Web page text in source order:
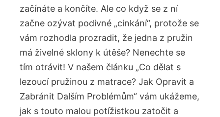
začínáte a končíte. ​Ale co⁣ když se z ní
začne ozývat‍ podivné „cinkání“, protože‌ se
vám rozhodla ⁤prozradit, že ‌jedna z pružin
má živelné sklony k útěše? Nenechte se‌
tím otrávit! V našem článku „Co ‍dělat s
lezoucí pružinou z matrace? Jak Opravit‍ a
Zabránit Dalším Problémům“ vám ukážeme,
jak s touto malou potížistkou zatočit a